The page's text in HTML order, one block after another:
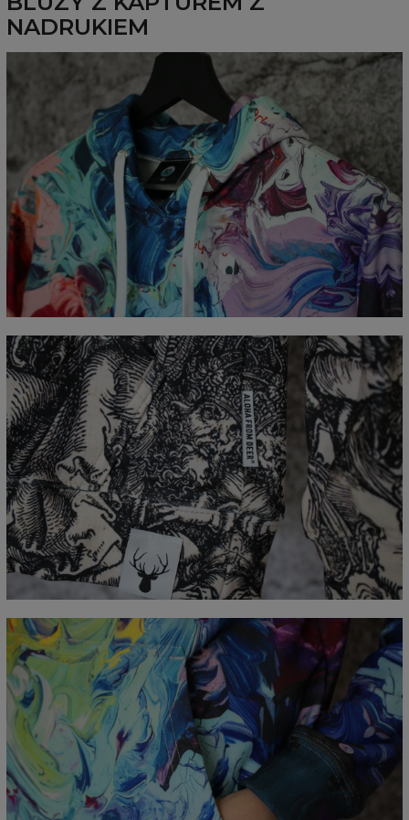
Mierzone na płasko
CM
XS S M L XL XXL XXXL
A - Długość całkowita
65 67 69 71 73 75
77
B - Sz. klatki piersiowej
48 51 54 57 60 63
66
C - Długość rękawów
61 62 63 64 66 67
NADRUKIEM